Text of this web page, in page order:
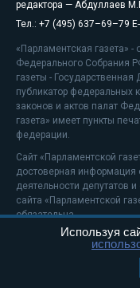
редактора — Абдуллаев
Тел.: +7 (495) 637–69–79
«Парламентская газета»
Федерального Собрания
газеты -
публикатор федеральных
законов и актов палат
газета» имеет пункты
федерации.
Сайт «Парламентской
достоверная информация
деятельности депутатов
сайта «Парламентской
обязательна.
На информационном
Положение о защите
Используя